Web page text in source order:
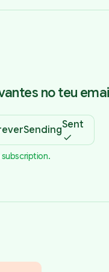
no teu
SendingSent
subscription.